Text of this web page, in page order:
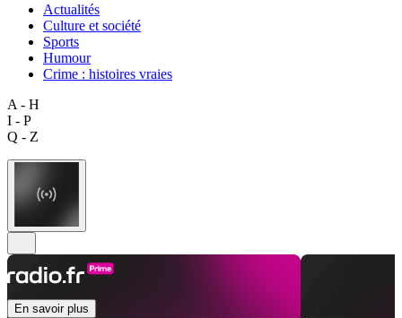
Actualités
Culture et société
Sports
Humour
Crime : histoires vraies
A - H
I - P
Q - Z
En savoir plus